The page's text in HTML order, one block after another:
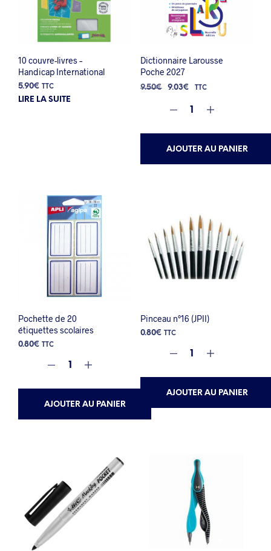
10 couvre-livres –
Handicap International
5.90€ TTC
LIRE LA SUITE
Dictionnaire Larousse
Poche 2027
9.50€
Le
initial
9.50€.
9.03€
Le
actuel
9.03€.
TTC
AJOUTER AU PANIER
Pochette de 20
étiquettes scolaires
0.80€ TTC
AJOUTER AU PANIER
Pinceau n°16 (JPII)
0.80€ TTC
AJOUTER AU PANIER